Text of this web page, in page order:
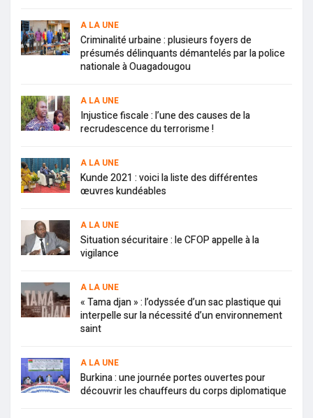
A LA UNE
Criminalité urbaine : plusieurs foyers de
présumés délinquants démantelés par la police
nationale à Ouagadougou
A LA UNE
Injustice fiscale : l’une des causes de la
recrudescence du terrorisme !
A LA UNE
Kunde 2021 : voici la liste des différentes
œuvres kundéables
A LA UNE
Situation sécuritaire : le CFOP appelle à la
vigilance
A LA UNE
« Tama djan » : l’odyssée d’un sac plastique qui
interpelle sur la nécessité d’un environnement
saint
A LA UNE
Burkina : une journée portes ouvertes pour
découvrir les chauffeurs du corps diplomatique